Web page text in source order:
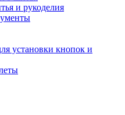
и рукоделия
установки кнопок и